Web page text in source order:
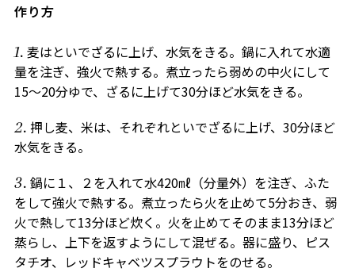
作り方
麦はといでざるに上げ、水気をきる。鍋に入れて水適
量を注ぎ、強火で熱する。煮立ったら弱めの中火にして
15～20分ゆで、ざるに上げて30分ほど水気をきる。
押し麦、米は、それぞれといでざるに上げ、30分ほど
水気をきる。
鍋に１、２を入れて水420㎖（分量外）を注ぎ、ふた
をして強火で熱する。煮立ったら火を止めて5分おき、弱
火で熱して13分ほど炊く。火を止めてそのまま13分ほど
蒸らし、上下を返すようにして混ぜる。器に盛り、ピス
タチオ、レッドキャベツスプラウトをのせる。